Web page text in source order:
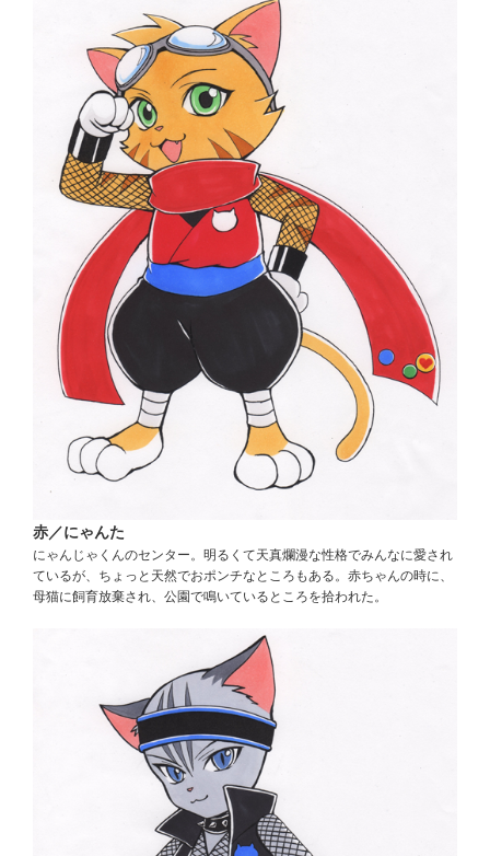
赤／にゃんた
にゃんじゃくんのセンター。明るくて天真爛漫な性格でみんなに愛され
ているが、ちょっと天然でおポンチなところもある。赤ちゃんの時に、
母猫に飼育放棄され、公園で鳴いているところを拾われた。